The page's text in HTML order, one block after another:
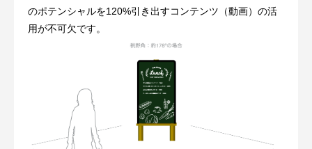
のポテンシャルを120%引き出すコンテンツ（動画）の活
用が不可欠です。